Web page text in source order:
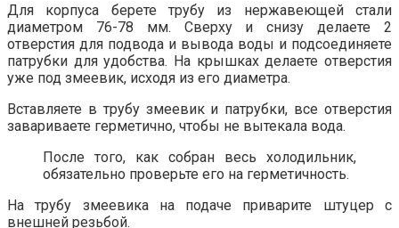
Для корпуса берете трубу из нержавеющей стали
диаметром 76-78 мм. Сверху и снизу делаете 2
отверстия для подвода и вывода воды и подсоединяете
патрубки для удобства. На крышках делаете отверстия
уже под змеевик, исходя из его диаметра.
Вставляете в трубу змеевик и патрубки, все отверстия
завариваете герметично, чтобы не вытекала вода.
После того, как собран весь холодильник,
обязательно проверьте его на герметичность.
На трубу змеевика на подаче приварите штуцер с
внешней резьбой.